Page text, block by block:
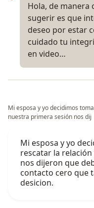
Hola, de manera
sugerir es que
deseo por estar
cuidado tu
en video…
Mi esposa y yo decidimos
nuestra primera sesión nos dij
Mi esposa y yo
rescatar la
nos dijeron que
contacto cero que
desicion.